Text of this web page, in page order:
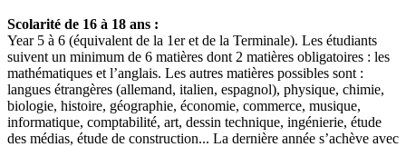
Scolarité de 16 à 18 ans :
Year 5 à 6 (équivalent de la 1er et de la Terminale). Les étudiants
suivent un minimum de 6 matières dont 2 matières obligatoires : les
mathématiques et l’anglais. Les autres matières possibles sont :
langues étrangères (allemand, italien, espagnol), physique, chimie,
biologie, histoire, géographie, économie, commerce, musique,
informatique, comptabilité, art, dessin technique, ingénierie, étude
des médias, étude de construction... La dernière année s’achève avec